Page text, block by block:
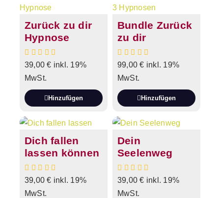
Zurück zu dir
Hypnose
39,00€ inkl. 19%
MwSt.
Hinzufügen
Bundle Zurück
zu dir
99,00€ inkl. 19%
MwSt.
Hinzufügen
Dich fallen
lassen können
39,00€ inkl. 19%
MwSt.
Dein
Seelenweg
39,00€ inkl. 19%
MwSt.